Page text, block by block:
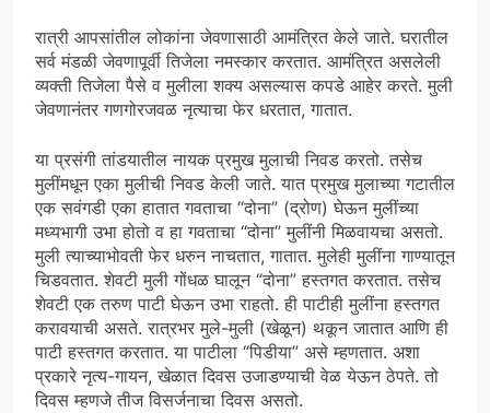
रात्री आपसांतील लोकांना जेवणासाठी आमंत्रित केले जाते. घरातील
सर्व मंडळी जेवणापूर्वी तिजेला नमस्कार करतात. आमंत्रित असलेली
व्यक्ती तिजेला पैसे व मुलीला शक्य असल्यास कपडे आहेर करते. मुली
जेवणानंतर गणगोरजवळ नृत्याचा फेर धरतात, गातात.
या प्रसंगी तांडयातील नायक प्रमुख मुलाची निवड करतो. तसेच
मुलींमधून एका मुलीची निवड केली जाते. यात प्रमुख मुलाच्या गटातील
एक सवंगडी एका हातात गवताचा “दोना” (द्रोण) घेऊन मुलींच्या
मध्यभागी उभा होतो व हा गवताचा “दोना” मुलींनी मिळवायचा असतो.
मुली त्याच्याभोवती फेर धरुन नाचतात, गातात. मुलेही मुलींना गाण्यातून
चिडवतात. शेवटी मुली गोंधळ घालून “दोना” हस्तगत करतात. तसेच
शेवटी एक तरुण पाटी घेऊन उभा राहतो. ही पाटीही मुलींना हस्तगत
करावयाची असते. रात्रभर मुले-मुली (खेळून) थकून जातात आणि ही
पाटी हस्तगत करतात. या पाटीला “पिडीया” असे म्हणतात. अशा
प्रकारे नृत्य-गायन, खेळात दिवस उजाडण्याची वेळ येऊन ठेपते. तो
दिवस म्हणजे तीज विसर्जनाचा दिवस असतो.